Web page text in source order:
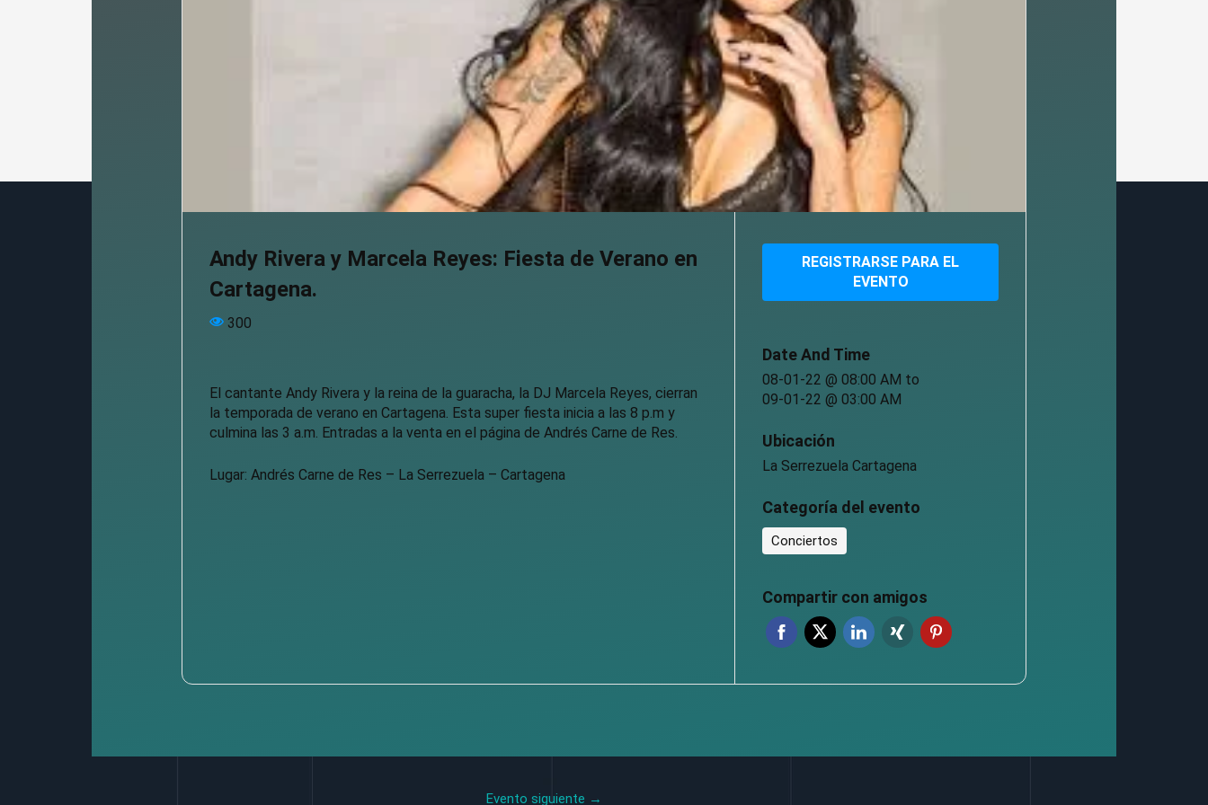
Andy Rivera y Marcela Reyes: Fiesta de Verano en
Cartagena.
300
El cantante Andy Rivera y la reina de la guaracha, la DJ Marcela Reyes, cierran
la temporada de verano en Cartagena. Esta super fiesta inicia a las 8 p.m y
culmina las 3 a.m. Entradas a la venta en el página de Andrés Carne de Res.
Lugar: Andrés Carne de Res – La Serrezuela – Cartagena
REGISTRARSE PARA EL
EVENTO
Date And Time
08-01-22 @ 08:00 AM to
09-01-22 @ 03:00 AM
Ubicación
La Serrezuela Cartagena
Categoría del evento
Conciertos
Compartir con amigos
Evento siguiente →